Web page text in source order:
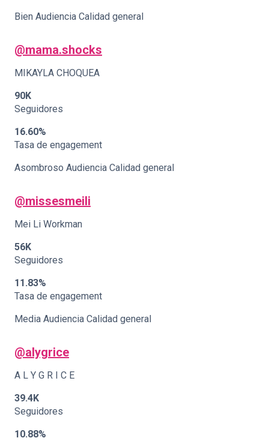
Bien Audiencia Calidad general
@mama.shocks
MIKAYLA CHOQUEA
90K
Seguidores
16.60%
Tasa de engagement
Asombroso Audiencia Calidad general
@missesmeili
Mei Li Workman
56K
Seguidores
11.83%
Tasa de engagement
Media Audiencia Calidad general
@alygrice
A L Y G R I C E
39.4K
Seguidores
10.88%